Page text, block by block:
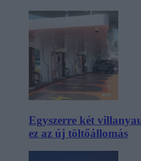
Egyszerre két
ez az új töltőállomás